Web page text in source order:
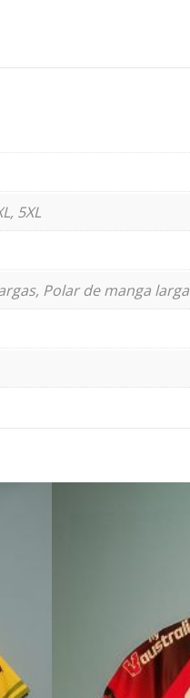
5XL
Polar de manga larga